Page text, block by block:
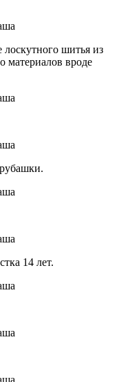
шитья из
материалов вроде
14 лет.